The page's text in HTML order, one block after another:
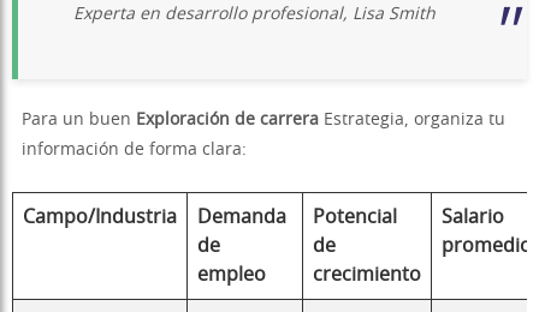
Experta en desarrollo profesional, Lisa Smith
Para un buen Exploración de carrera Estrategia, organiza tu
información de forma clara:
Campo/Industria
Demanda
de
empleo
Potencial
de
crecimiento
Salario
promedio